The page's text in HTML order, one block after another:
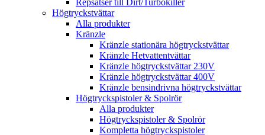
Repsatser till Dirt/Turbokiller
Högtryckstvättar
Alla produkter
Kränzle
Kränzle stationära högtryckstvättar
Kränzle Hetvattentvättar
Kränzle högtryckstvättar 230V
Kränzle högtryckstvättar 400V
Kränzle bensindrivna högtryckstvättar
Högtryckspistoler & Spolrör
Alla produkter
Högtryckspistoler & Spolrör
Kompletta högtryckspistoler